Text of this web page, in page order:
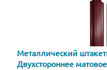
Металлический
Двухстороннее матовое